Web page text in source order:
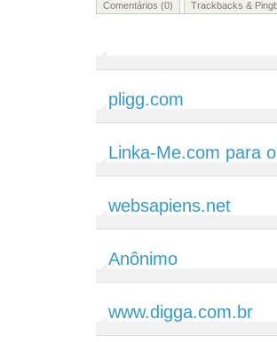
Comentários (0) Trackbacks &
pligg.com
Linka-Me.com para
websapiens.net
Anônimo
www.digga.com.br